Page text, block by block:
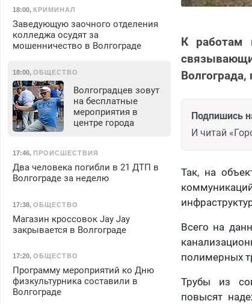
К работам
Подпишись
И читай
Так, на
Всего на
полимерных
Трубы из
повысят
18:00, КРИМИНАЛ
Заведующую заочного отделения
колледжа осудят за
мошенничество в Волгограде
18:00, ОБЩЕСТВО
Волгоградцев зовут
на бесплатные
мероприятия в
центре города
17:46, ПРОИСШЕСТВИЯ
Два человека погибли в 21 ДТП в
Волгограде за неделю
17:38, ОБЩЕСТВО
Магазин кроссовок Jay Jay
закрывается в Волгограде
17:20, ОБЩЕСТВО
Программу мероприятий ко Дню
физкультурника составили в
Волгограде